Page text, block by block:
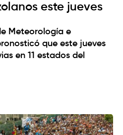
este jueves
Meteorología e
que este jueves
en 11 estados del